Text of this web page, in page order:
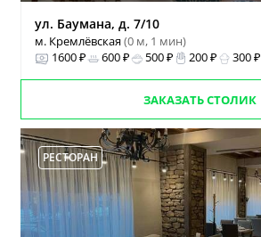
ул. Баумана, д. 7/10
м. Кремлёвская(0 м, 1 мин)
1600 ₽
600 ₽ 500 ₽ 200 ₽ 300 ₽
ЗАКАЗАТЬ СТОЛИК
РЕСТОРАН